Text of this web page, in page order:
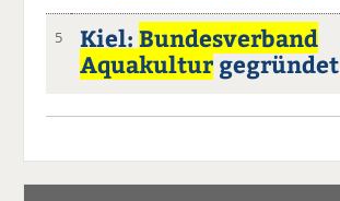
5 Kiel:Bundesverband
Aquakulturgegründet